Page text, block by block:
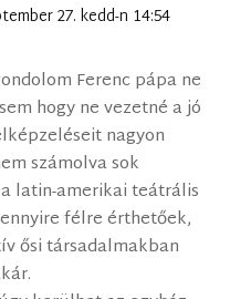
27. kedd-n 14:54
Ferenc pápa ne
hogy ne vezetné a jó
nagyon
számolva sok
latin-amerikai teátrális
félre érthetőek,
ősi társadalmakban